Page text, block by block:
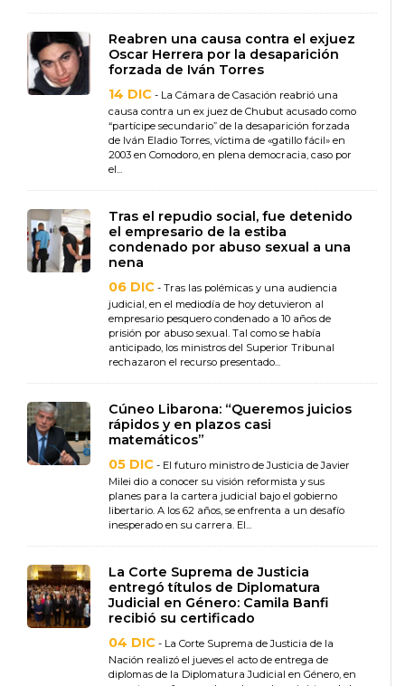
Reabren una causa contra el exjuez
Oscar Herrera por la desaparición
forzada de Iván Torres
14 DIC - La Cámara de Casación reabrió una
causa contra un ex juez de Chubut acusado como
“partícipe secundario” de la desaparición forzada
de Iván Eladio Torres, víctima de «gatillo fácil» en
2003 en Comodoro, en plena democracia, caso por
el...
Tras el repudio social, fue detenido
el empresario de la estiba
condenado por abuso sexual a una
nena
06 DIC - Tras las polémicas y una audiencia
judicial, en el mediodía de hoy detuvieron al
empresario pesquero condenado a 10 años de
prisión por abuso sexual. Tal como se había
anticipado, los ministros del Superior Tribunal
rechazaron el recurso presentado...
Cúneo Libarona: “Queremos juicios
rápidos y en plazos casi
matemáticos”
05 DIC - El futuro ministro de Justicia de Javier
Milei dio a conocer su visión reformista y sus
planes para la cartera judicial bajo el gobierno
libertario. A los 62 años, se enfrenta a un desafío
inesperado en su carrera. El...
La Corte Suprema de Justicia
entregó títulos de Diplomatura
Judicial en Género: Camila Banfi
recibió su certificado
04 DIC - La Corte Suprema de Justicia de la
Nación realizó el jueves el acto de entrega de
diplomas de la Diplomatura Judicial en Género, en